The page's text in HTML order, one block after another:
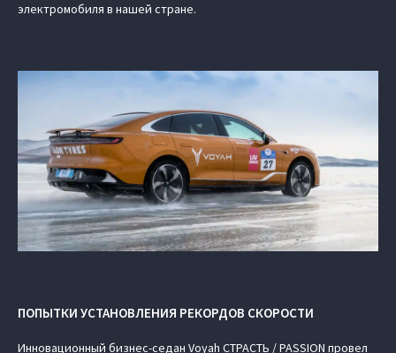
электромобиля в нашей стране.
ПОПЫТКИ УСТАНОВЛЕНИЯ РЕКОРДОВ СКОРОСТИ
Инновационный бизнес-седан Voyah СТРАСТЬ / PASSION провел